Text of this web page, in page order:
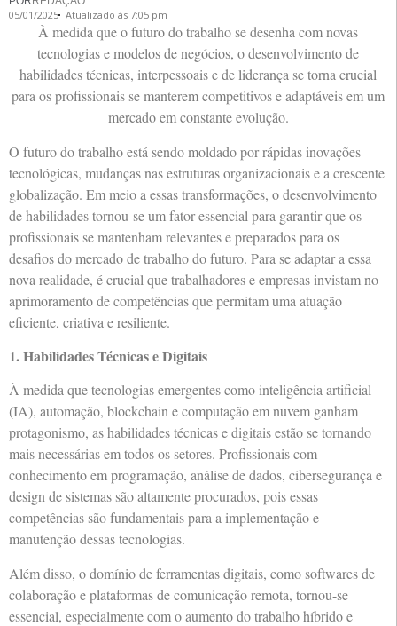
05/01/2025 Atualizado às 7:05 pm
À medida que o futuro do trabalho se desenha com novas
tecnologias e modelos de negócios, o desenvolvimento de
habilidades técnicas, interpessoais e de liderança se torna crucial
para os profissionais se manterem competitivos e adaptáveis em um
mercado em constante evolução.
O futuro do trabalho está sendo moldado por rápidas inovações
tecnológicas, mudanças nas estruturas organizacionais e a crescente
globalização. Em meio a essas transformações, o desenvolvimento
de habilidades tornou-se um fator essencial para garantir que os
profissionais se mantenham relevantes e preparados para os
desafios do mercado de trabalho do futuro. Para se adaptar a essa
nova realidade, é crucial que trabalhadores e empresas invistam no
aprimoramento de competências que permitam uma atuação
eficiente, criativa e resiliente.
1. Habilidades Técnicas e Digitais
À medida que tecnologias emergentes como inteligência artificial
(IA), automação, blockchain e computação em nuvem ganham
protagonismo, as habilidades técnicas e digitais estão se tornando
mais necessárias em todos os setores. Profissionais com
conhecimento em programação, análise de dados, cibersegurança e
design de sistemas são altamente procurados, pois essas
competências são fundamentais para a implementação e
manutenção dessas tecnologias.
Além disso, o domínio de ferramentas digitais, como softwares de
colaboração e plataformas de comunicação remota, tornou-se
essencial, especialmente com o aumento do trabalho híbrido e